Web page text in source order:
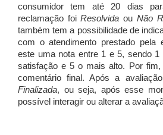
consumidor tem até 20 dias
reclamação foiResolvida ou Não
também tem a possibilidade de
com o atendimento prestado pela
este uma nota entre 1 e 5, sendo
satisfação e 5 o mais alto. Por
comentário final. Após a
Finalizada, ou seja, após esse
possível interagir ou alterar a